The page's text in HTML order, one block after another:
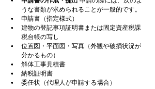
うな書類が求められることが一般的です。
申請書（指定様式）
建物の登記事項証明書または固定資産税課
税台帳の写し
位置図・平面図・写真（外観や破損状況が
分かるもの）
解体工事見積書
納税証明書
委任状（代理人が申請する場合）